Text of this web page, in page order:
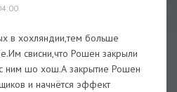
в хохляндии,тем больше
свисни,что Рошен закрыли
ним шо хош.А закрытие Рошен
и начнётся эффект